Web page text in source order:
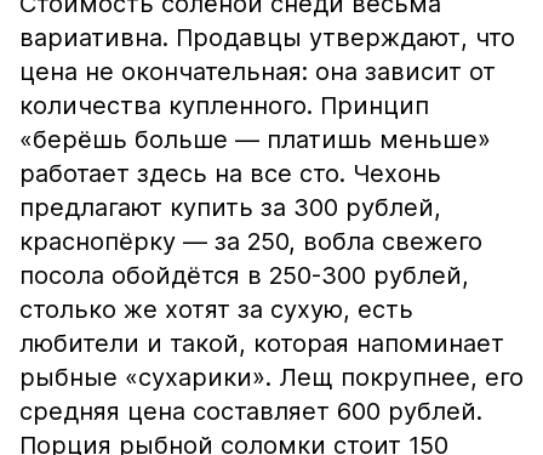
вариативна. Продавцы утверждают, что
цена не окончательная: она зависит от
количества купленного. Принцип
«берёшь больше — платишь меньше»
работает здесь на все сто. Чехонь
предлагают купить за 300 рублей,
краснопёрку — за 250, вобла свежего
посола обойдётся в 250-300 рублей,
столько же хотят за сухую, есть
любители и такой, которая напоминает
рыбные «сухарики». Лещ покрупнее, его
средняя цена составляет 600 рублей.
Порция рыбной соломки стоит 150